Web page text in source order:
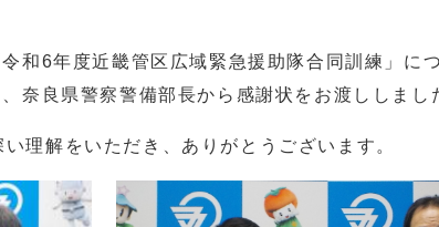
和6年度近畿管区広域緊急援助隊合同訓練」に
奈良県警察警備部長から感謝状をお渡ししまし
理解をいただき、ありがとうございます。